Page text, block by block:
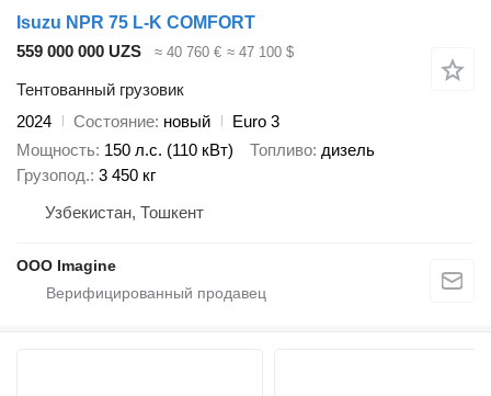
Isuzu NPR 75 L-K COMFORT
559 000 000 UZS
≈ 40 760 € ≈ 47 100 $
Тентованный грузовик
2024
Состояние новый
Euro 3
Мощность 150 л.с. (110 кВт) Топливо дизель
Грузопод. 3 450 кг
Узбекистан, Тошкент
OOO Imagine